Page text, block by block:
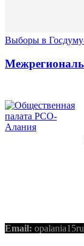
Выборы в
Email: